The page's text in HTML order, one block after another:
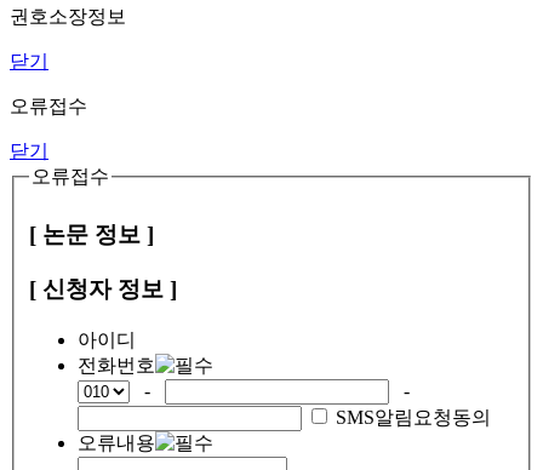
권호소장정보
닫기
오류접수
닫기
오류접수
[ 논문 정보 ]
[ 신청자 정보 ]
아이디
전화번호
-
-
SMS알림요청동의
오류내용